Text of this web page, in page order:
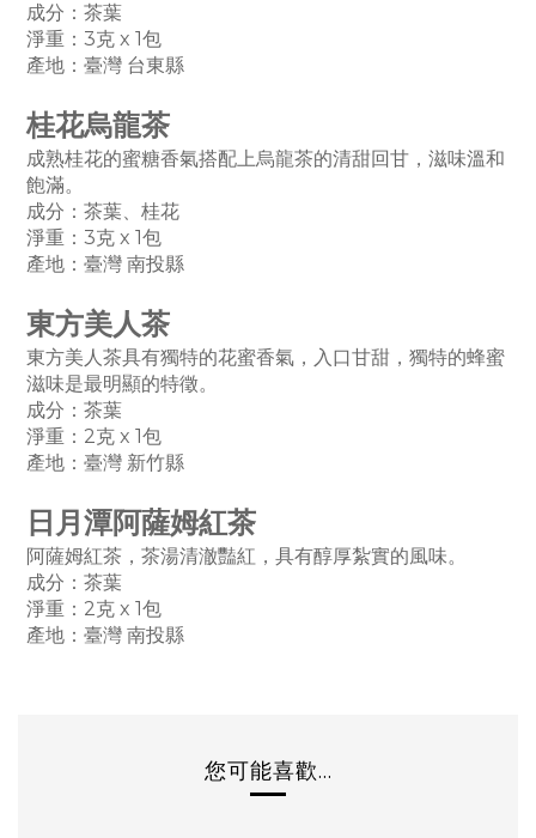
成分：茶葉
淨重：3克 x 1包
產地： 臺灣 台東縣
桂花烏龍茶
成熟桂花的蜜糖香氣搭配上烏龍茶的清甜回甘，滋味溫和
飽滿。
成分：茶葉、桂花
淨重：3克 x 1包
產地： 臺灣 南投縣
東方美人茶
東方美人茶具有獨特的花蜜香氣，入口甘甜，獨特的蜂蜜
滋味是最明顯的特徵。
成分：茶葉
淨重：2克 x 1包
產地： 臺灣 新竹縣
日月潭阿薩姆紅茶
阿薩姆紅茶，茶湯清澈豔紅，具有醇厚紮實的風味。
成分：茶葉
淨重：2克 x 1包
產地： 臺灣 南投縣
您可能喜歡...